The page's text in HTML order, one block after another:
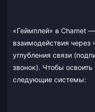
«Геймплей» в Chamet
взаимодействия через
углубления связи
звонок). Чтобы
следующие системы: